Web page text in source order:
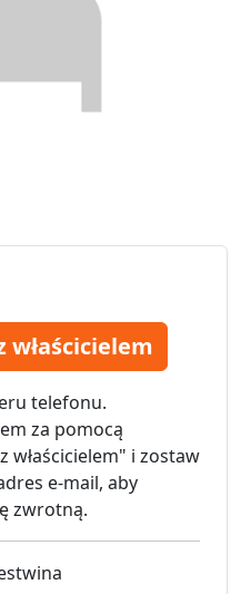
właścicielem
telefonu.
za pomocą
właścicielem" i zostaw
e-mail, aby
zwrotną.